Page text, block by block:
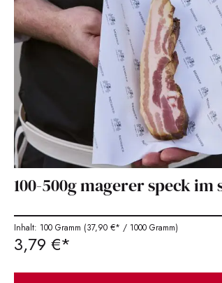
100-500g magerer speck im
Inhalt: 100 Gramm (37,90 €* / 1000 Gramm)
3,79 €*